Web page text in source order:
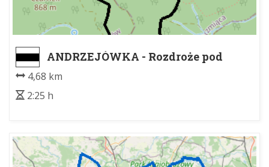
ANDRZEJÓWKA - Rozdroże pod
4,68 km
2:25 h